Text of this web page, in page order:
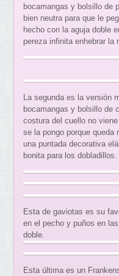
bocamangas y bolsillo de
bien neutra para que le
hecho con la aguja doble
pereza infinita enhebrar la
La segunda es la versión
bocamangas y bolsillo de
costura del cuello no
se la pongo porque queda
una puntada decorativa
bonita para los dobladillos.
Esta de gaviotas es su
en el pecho y puños en
doble.
Esta última es un